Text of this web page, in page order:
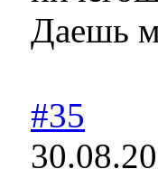
Даешь
#35